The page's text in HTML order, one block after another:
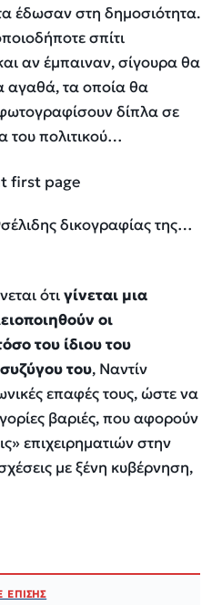
έδωσαν στη δημοσιότητα.
σπίτι
αν έμπαιναν, σίγουρα θα
αγαθά, τα οποία θα
δίπλα σε
του πολιτικού…
δικογραφίας της…
ότιγίνεται μια
οι
του ίδιου του
του, Ναντίν
επαφές τους, ώστε να
βαριές, που αφορούν
επιχειρηματιών στην
με ξένη κυβέρνηση,
ΕΠΙΣΗΣ